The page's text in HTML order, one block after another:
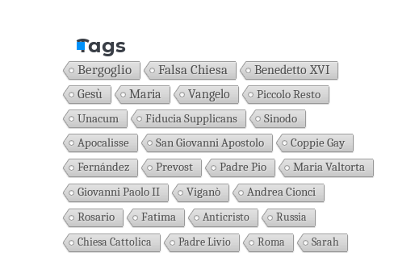
Tags
Bergoglio Falsa Chiesa Benedetto XVI
Gesù Maria Vangelo
Piccolo Resto
Unacum
Fiducia Supplicans
Sinodo
Apocalisse
San Giovanni Apostolo Coppie Gay
Fernández Prevost Padre Pio
Maria Valtorta
Giovanni Paolo II
Viganò
Andrea Cionci
Rosario
Fatima Anticristo
Russia
Chiesa Cattolica
Padre Livio Roma Sarah